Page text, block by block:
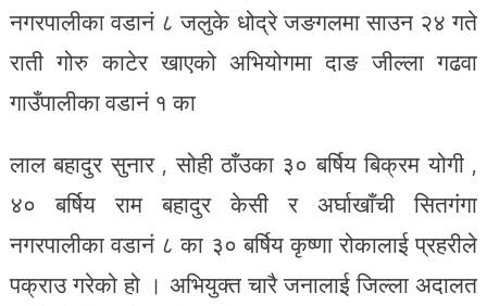
नगरपालीका वडानं ८ जलुके धोद्रे जङगलमा साउन २४ गते
राती गोरु काटेर खाएको अभियोगमा दाङ जील्ला गढवा
गाउँपालीका वडानं १ का
लाल बहादुर सुनार , सोही ठाँउका ३० बर्षिय बिक्रम योगी ,
४० बर्षिय राम बहादुर केसी र अर्घाखाँची सितगंगा
नगरपालीका वडानं ८ का ३० बर्षिय कृष्णा रोकालाई प्रहरीले
पक्राउ गरेको हो । अभियुक्त चारै जनालाई जिल्ला अदालत